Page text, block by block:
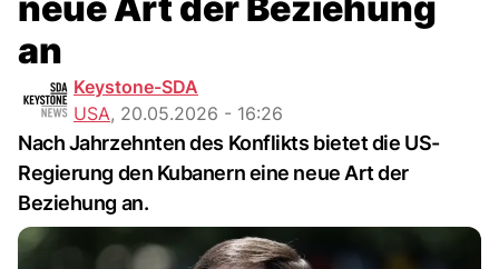
an
Keystone-SDA
USA, 20.05.2026 - 16:26
Nach Jahrzehnten des Konflikts bietet die US-
Regierung den Kubanern eine neue Art der
Beziehung an.